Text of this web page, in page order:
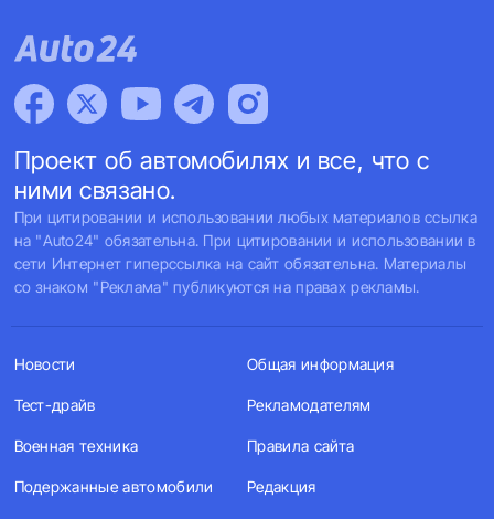
Проект об автомобилях и все, что с
ними связано.
При цитировании и использовании любых материалов ссылка
на "Auto24" обязательна. При цитировании и использовании в
сети Интернет гиперссылка на сайт обязательна. Материалы
со знаком "Реклама" публикуются на правах рекламы.
Новости
Тест-драйв
Военная техника
Подержанные автомобили
Общая информация
Рекламодателям
Правила сайта
Редакция